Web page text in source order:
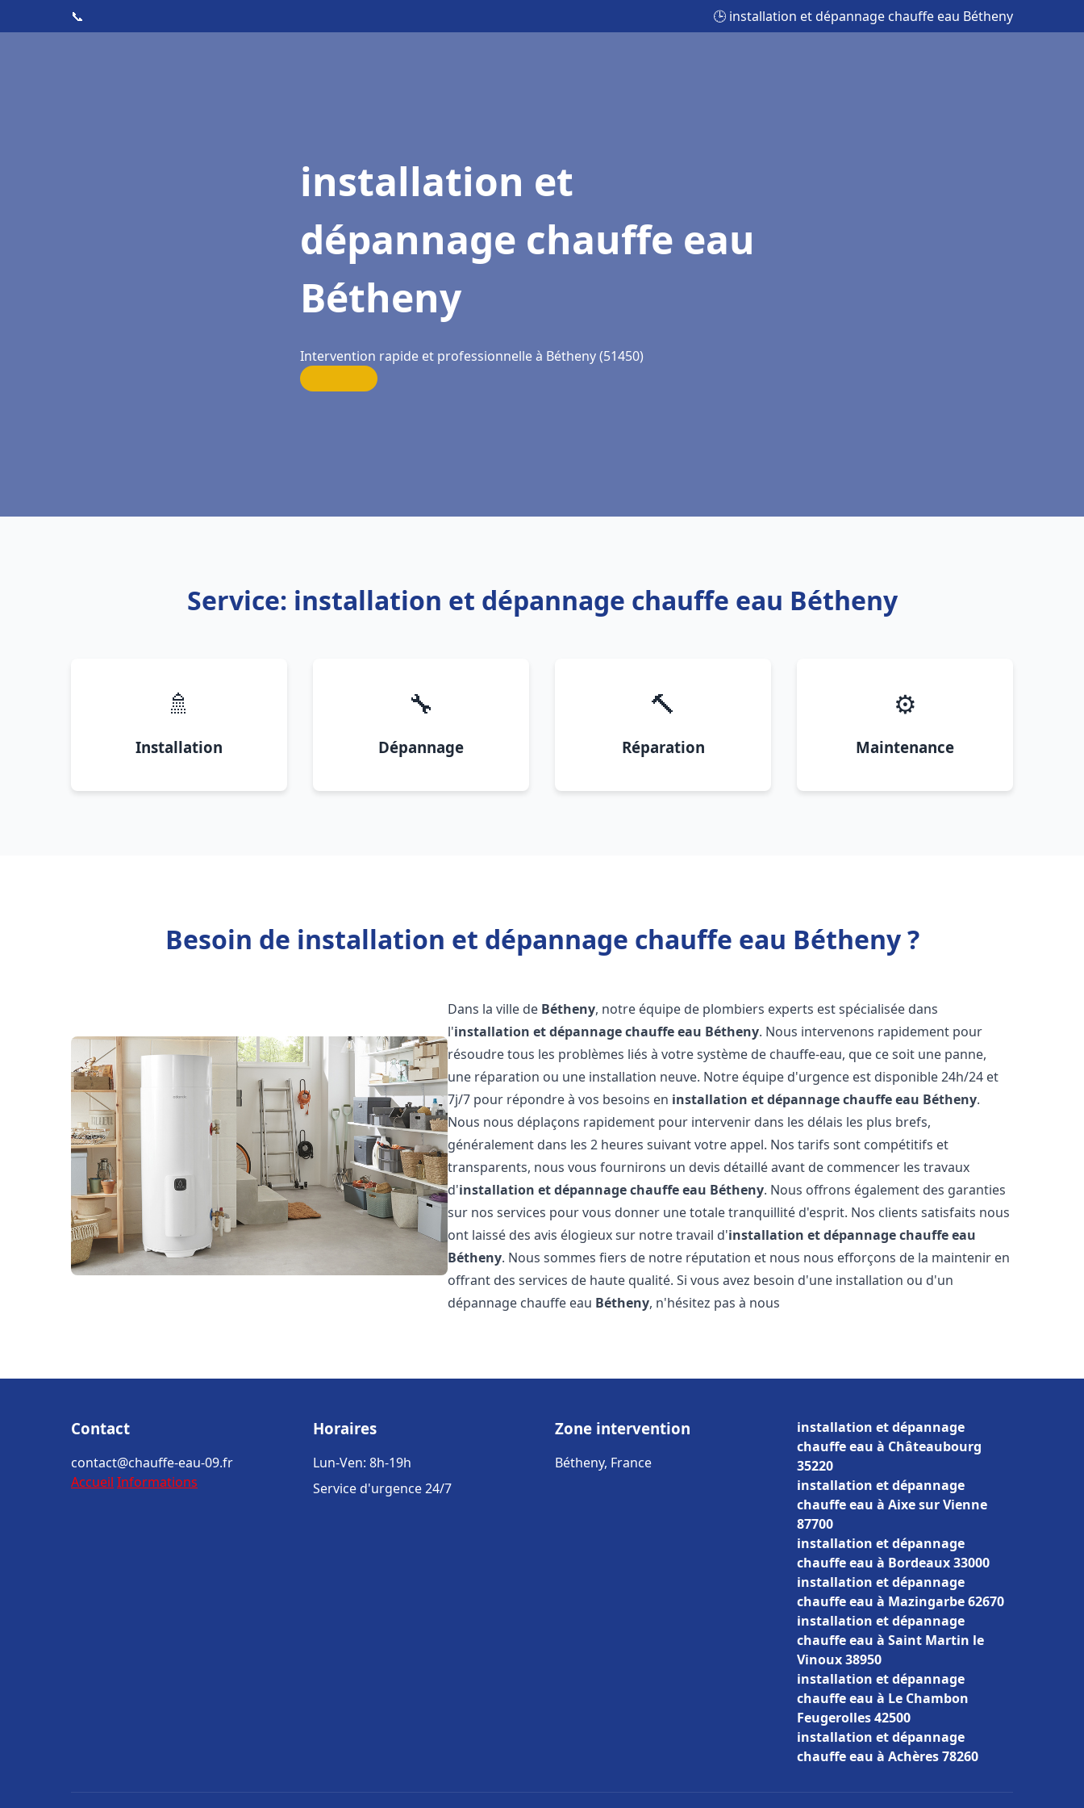
📞 🕒 installation et dépannage chauffe eau Bétheny
installation et
dépannage chauffe eau
Bétheny
Intervention rapide et professionnelle à Bétheny (51450)
Service: installation et dépannage chauffe eau Bétheny
🚿
Installation
🔧
Dépannage
🔨
Réparation
⚙️
Maintenance
Besoin de installation et dépannage chauffe eau Bétheny ?
Dans la ville de Bétheny, notre équipe de plombiers experts est spécialisée dans
l'installation et dépannage chauffe eau Bétheny. Nous intervenons rapidement pour
résoudre tous les problèmes liés à votre système de chauffe-eau, que ce soit une panne,
une réparation ou une installation neuve. Notre équipe d'urgence est disponible 24h/24 et
7j/7 pour répondre à vos besoins en installation et dépannage chauffe eau Bétheny.
Nous nous déplaçons rapidement pour intervenir dans les délais les plus brefs,
généralement dans les 2 heures suivant votre appel. Nos tarifs sont compétitifs et
transparents, nous vous fournirons un devis détaillé avant de commencer les travaux
d'installation et dépannage chauffe eau Bétheny. Nous offrons également des garanties
sur nos services pour vous donner une totale tranquillité d'esprit. Nos clients satisfaits nous
ont laissé des avis élogieux sur notre travail d'installation et dépannage chauffe eau
Bétheny. Nous sommes fiers de notre réputation et nous nous efforçons de la maintenir en
offrant des services de haute qualité. Si vous avez besoin d'une installation ou d'un
dépannage chauffe eau Bétheny, n'hésitez pas à nous
Contact
contact@chauffe-eau-09.fr
Accueil Informations
Horaires
Lun-Ven: 8h-19h
Service d'urgence 24/7
Zone intervention
Bétheny, France
installation et dépannage
chauffe eau à Châteaubourg
35220
installation et dépannage
chauffe eau à Aixe sur Vienne
87700
installation et dépannage
chauffe eau à Bordeaux 33000
installation et dépannage
chauffe eau à Mazingarbe 62670
installation et dépannage
chauffe eau à Saint Martin le
Vinoux 38950
installation et dépannage
chauffe eau à Le Chambon
Feugerolles 42500
installation et dépannage
chauffe eau à Achères 78260